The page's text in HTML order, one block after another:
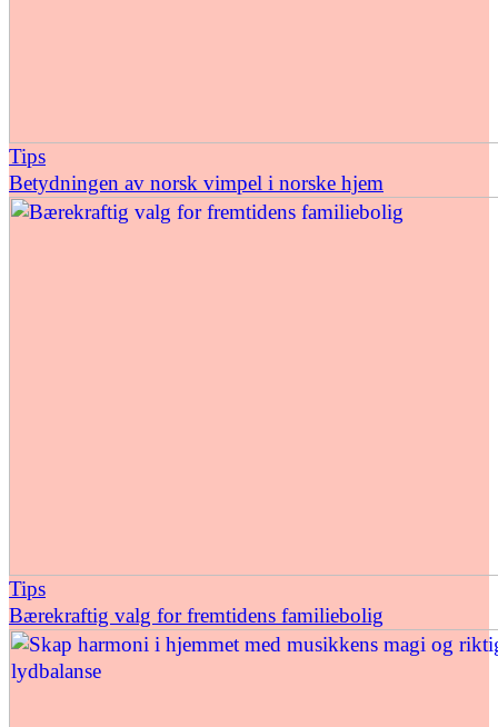
Tips
Betydningen av norsk vimpel i norske hjem
Tips
Bærekraftig valg for fremtidens familiebolig